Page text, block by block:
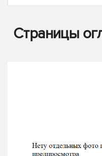
Страницы